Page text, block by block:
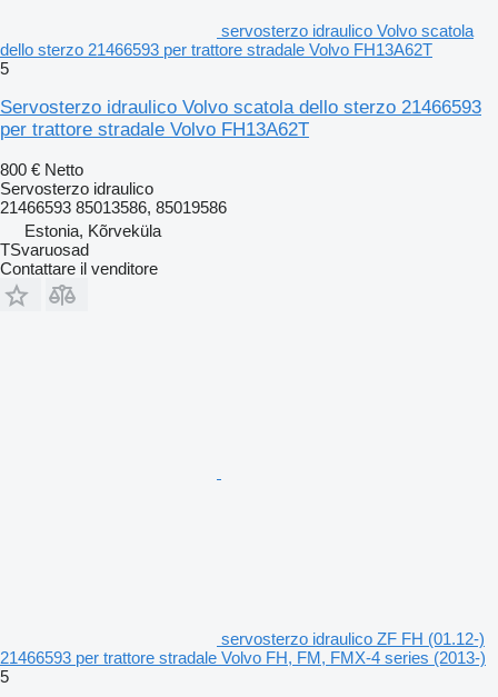
servosterzo idraulico Volvo scatola
dello sterzo 21466593 per trattore stradale Volvo FH13A62T
5
Servosterzo idraulico Volvo scatola dello sterzo 21466593
per trattore stradale Volvo FH13A62T
800 € Netto
Servosterzo idraulico
21466593 85013586, 85019586
Estonia, Kõrveküla
TSvaruosad
Contattare il venditore
servosterzo idraulico ZF FH (01.12-)
21466593 per trattore stradale Volvo FH, FM, FMX-4 series (2013-)
5